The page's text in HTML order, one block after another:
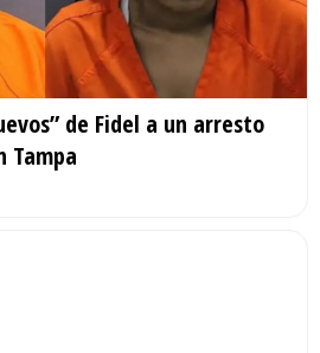
de Fidel a un arresto
Tampa